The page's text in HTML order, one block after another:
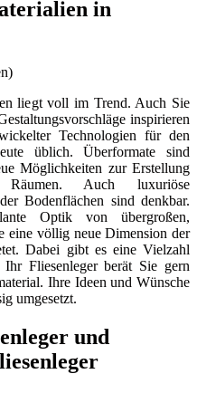
in
liegt voll im Trend. Auch Sie
inspirieren
Technologien für den
üblich. Überformate sind
Möglichkeiten zur Erstellung
Auch luxuriöse
Bodenflächen sind denkbar.
Optik von übergroßen,
eine völlig neue Dimension der
Dabei gibt es eine Vielzahl
Ihr Fliesenleger berät Sie gern
Ihre Ideen und Wünsche
umgesetzt.
und